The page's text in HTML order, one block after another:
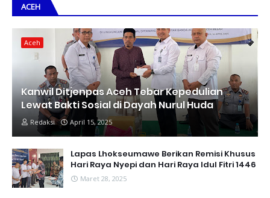
ACEH
Aceh
Kanwil Ditjenpas Aceh Tebar Kepedulian
Lewat Bakti Sosial di Dayah Nurul Huda
Redaksi April 15, 2025
Lapas Lhokseumawe Berikan Remisi Khusus
Hari Raya Nyepi dan Hari Raya Idul Fitri 1446
Maret 28, 2025